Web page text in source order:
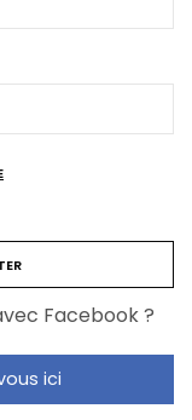
en plus utilisés pour
Facebook ?
ici